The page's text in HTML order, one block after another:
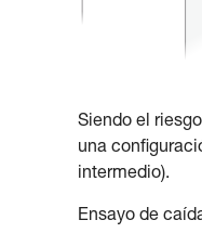
Siendo el
una
intermedio).
Ensayo de